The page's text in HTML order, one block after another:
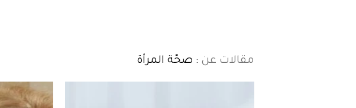
مقالات عن : صحّة المرأة